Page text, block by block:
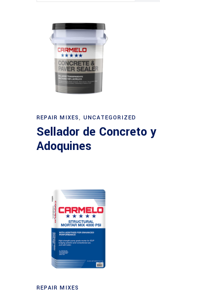
REPAIR MIXES, UNCATEGORIZED
Sellador de Concreto y
Adoquines
REPAIR MIXES